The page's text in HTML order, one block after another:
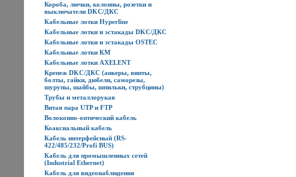
Короба, лючки, колонны, розетки и
выключатели DKC/ДКС
Кабельные лотки Hyperline
Кабельные лотки и эстакады DKC/ДКС
Кабельные лотки и эстакады OSTEC
Кабельные лотки КМ
Кабельные лотки AXELENT
Крепеж DKC/ДКС (анкеры, винты,
болты, гайки, дюбели, саморезы,
шурупы, шайбы, шпильки, струбцины)
Трубы и металлорукав
Витая пара UTP и FTP
Волоконно-оптический кабель
Коаксиальный кабель
Кабель интерфейсный (RS-
422/485/232/Profi BUS)
Кабель для промышленных сетей
(Industrial Ethernet)
Кабель для видеонаблюдения